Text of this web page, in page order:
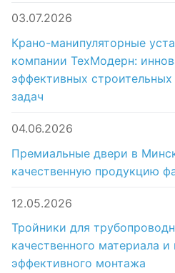
03.07.2026
Крано-манипуляторные
компании ТехМодерн:
эффективных
задач
04.06.2026
Премиальные двери в
качественную продукцию
12.05.2026
Тройники для
качественного материала
эффективного монтажа